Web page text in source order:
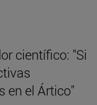
científico: "Si
en el Ártico"